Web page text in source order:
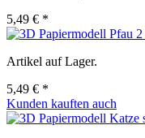
5,49 € *
Artikel auf Lager.
5,49 € *
Kunden kauften auch